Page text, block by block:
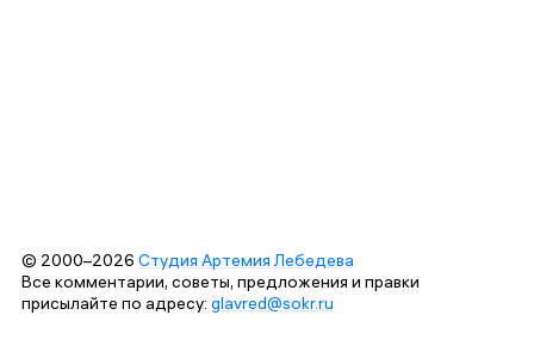
© 2000–2026 Студия Артемия Лебедева
Все комментарии, советы, предложения и правки
присылайте по адресу: glavred@sokr.ru